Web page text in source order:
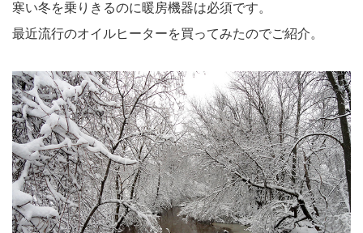
寒い冬を乗りきるのに暖房機器は必須です。
最近流行のオイルヒーターを買ってみたのでご紹介。